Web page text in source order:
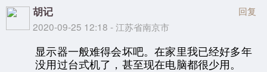
胡记
2020-09-25 12:18 - 江苏省南京市
回复
显示器一般难得会坏吧。在家里我已经好多年
没用过台式机了，甚至现在电脑都很少用。